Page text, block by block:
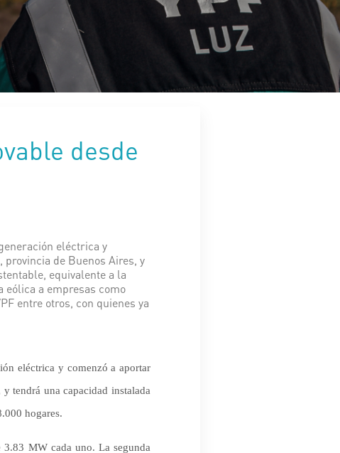
desde
eléctrica y
de Buenos Aires, y
equivalente a la
eólica a empresas como
entre otros, con quienes ya
eléctrica y comenzó a aportar
tendrá una capacidad instalada
hogares.
3.83 MW cada uno. La segunda